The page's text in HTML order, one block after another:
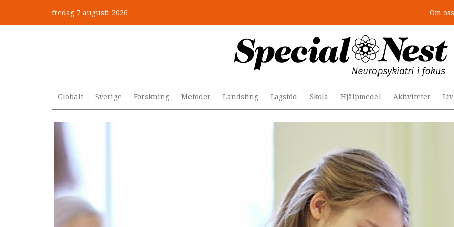
huvudinnehåll
fredag 7 augusti 2026 Om oss
Globalt Sverige Forskning Metoder Landsting Lagstöd Skola Hjälpmedel Aktiviteter
”Jobbet gick bra – just därför togs stödet bort”